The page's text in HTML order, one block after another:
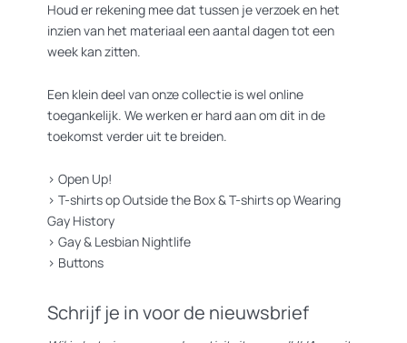
Houd er rekening mee dat tussen je verzoek en het
inzien van het materiaal een aantal dagen tot een
week kan zitten.
Een klein deel van onze collectie is wel online
toegankelijk. We werken er hard aan om dit in de
toekomst verder uit te breiden.
> Open Up!
> T-shirts op Outside the Box&T-shirts op Wearing
Gay History
> Gay & Lesbian Nightlife
> Buttons
Schrijf je in voor de nieuwsbrief